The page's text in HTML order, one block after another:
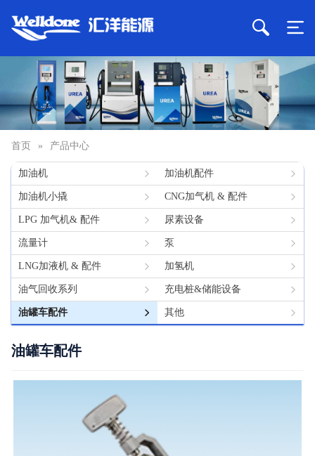
首页 » 产品中心
加油机 加油机配件
加油机小撬 CNG加气机 & 配件
LPG 加气机& 配件 尿素设备
流量计 泵
LNG加液机 & 配件 加氢机
油气回收系列 充电桩&储能设备
油罐车配件 其他
油罐车配件